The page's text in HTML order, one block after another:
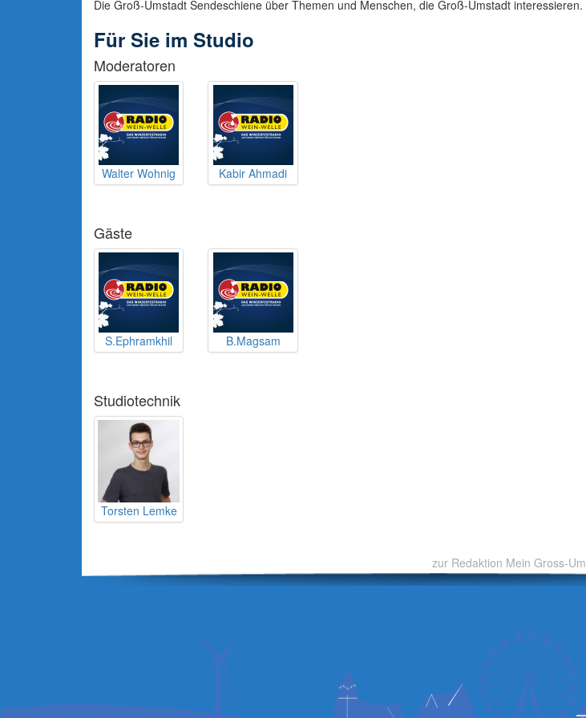
Die Groß-Umstadt Sendeschiene über Themen und Menschen, die Groß-Umstadt interessieren.
Für Sie im Studio
Moderatoren
Walter Wohnig Kabir Ahmadi
Gäste
S.Ephramkhil B.Magsam
Studiotechnik
Torsten Lemke
zur Redaktion Mein Gross-